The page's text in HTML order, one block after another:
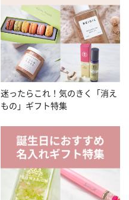
迷ったらこれ！気のきく「消え
もの」ギフト特集